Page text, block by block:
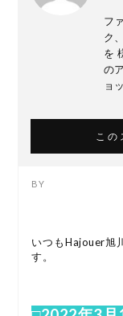
フ
ク
を
の
ョ
こ
いつもHajouer旭
す。